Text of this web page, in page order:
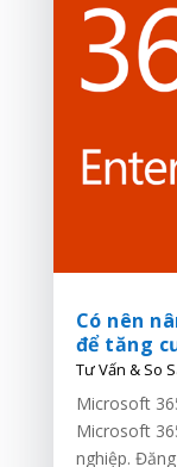
Có nên
để tăng
Tư Vấn & So
Microsoft
Microsoft
nghiệp.